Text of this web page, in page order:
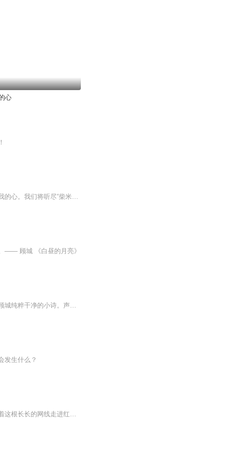
心
如果你深夜失眠，如果你愿意分享自己的故事，愿意倾听别人的故事，欢迎来收听你的月亮我的心。我们将听尽“柴米油盐”，感悟百味人生。既是心灵的出口，也是情感的树洞。以微博私信，qq邮箱等方式收集听众的来稿，再从中选一些有代表意义的，具有大众性，...
—— 顾城 《白昼的月亮》
从朱自清的烟火人间，到徐志摩的浪漫康桥，戴望舒的雨巷清愁，林徽因的四月春风，再到顾城纯粹干净的小诗。声音终会停歇，但文字里的温柔与诗意长久留存。愿这些朗读，能陪你度过无数安静时刻。
发生什么？
《我的红月亮》专辑寄语作者：邱晓东我常痴痴地幻想着幻想着有一个童话般的浪漫时常牵着这根长长的网线走进红月亮心灵的空间听着你我的故事品味着彼此共同的夙愿在探讨音乐的旋律里在揣摩语言艺术的奥秘中让彼此那颗懵懂获得艺术熏陶的心换发出曾经梦回千...